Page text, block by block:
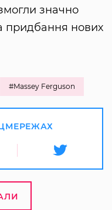
значно
придбання нових
#Massey Ferguson